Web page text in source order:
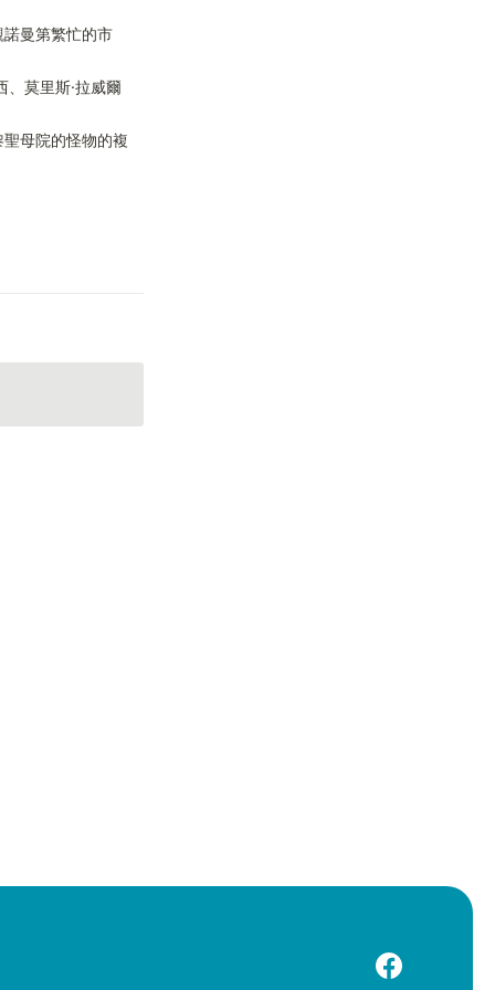
曼第繁忙的市
莫里斯·拉威爾
母院的怪物的複